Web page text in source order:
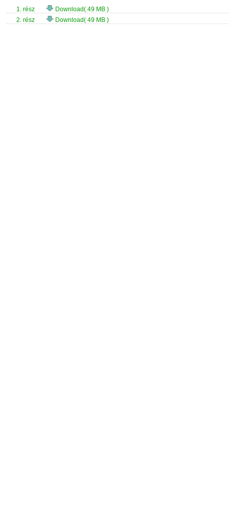
1. rész
Download( 49 MB )
2. rész
Download( 49 MB )